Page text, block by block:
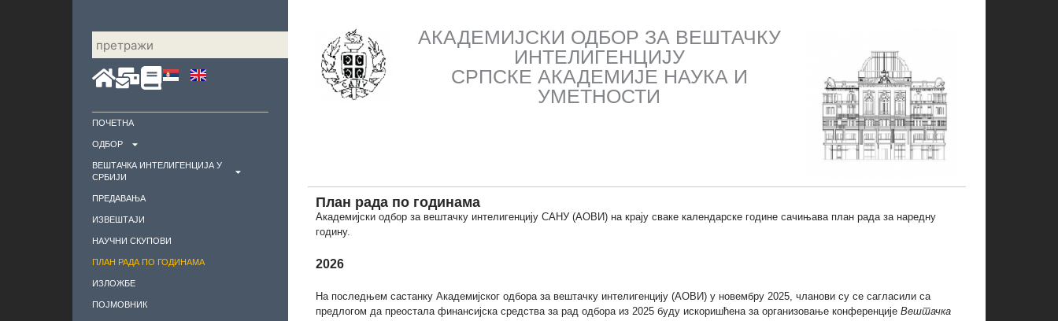
ПОЧЕТНА
ОДБОР
ВЕШТАЧКА ИНТЕЛИГЕНЦИЈА У
СРБИЈИ
ПРЕДАВАЊА
ИЗВЕШТАЈИ
НАУЧНИ СКУПОВИ
ПЛАН РАДА ПО ГОДИНАМА
ИЗЛОЖБE
ПОЈМОВНИК
АКАДЕМИЈСКИ ОДБОР ЗА ВЕШТАЧКУ
ИНТEЛИГЕНЦИЈУ
СРПСКЕ АКАДЕМИЈЕ НАУКА И
УМЕТНОСТИ
План рада по годинама
Академијски одбор за вештачку интелигенцију САНУ (АОВИ) на крају сваке календарске године сачињава план рада за наредну
годину.
2026
На последњем састанку Академијског одбора за вештачку интелигенцију (АОВИ) у новембру 2025, чланови су се сагласили са
предлогом да преостала финансијска средства за рад одбора из 2025 буду искоришћена за организовање конференцијеВештачка